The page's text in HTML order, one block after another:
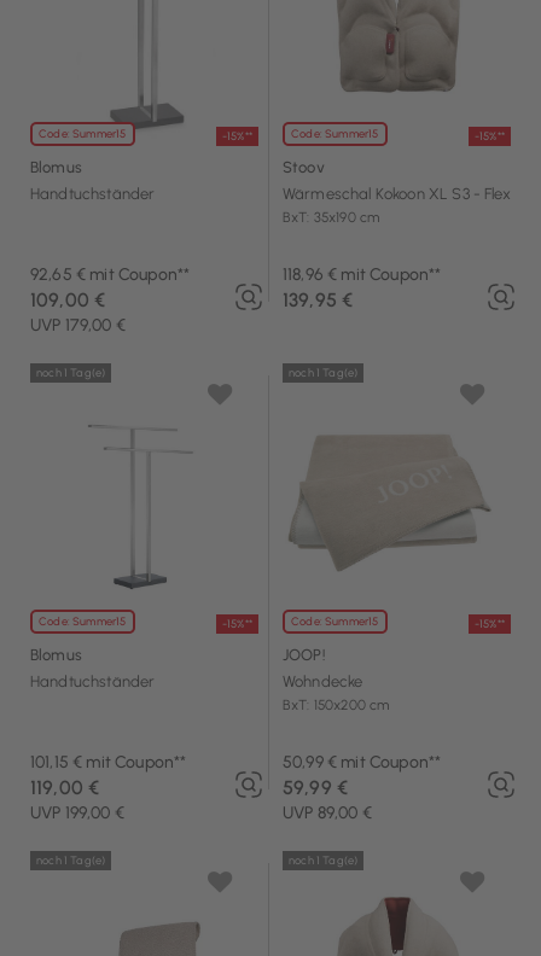
Code: Summer15 -15%**
Blomus
Handtuchständer
92,65 € mit Coupon**
UVP 179,00 €
109,00 €
Code: Summer15 -15%**
Stoov
Wärmeschal Kokoon XL S3 - Flex
BxT: 35x190 cm
118,96 € mit Coupon**
139,95 €
Code: Summer15 -15%**
noch 1 Tag(e)
Blomus
Handtuchständer
101,15 € mit Coupon**
UVP 199,00 €
119,00 €
Code: Summer15 -15%**
noch 1 Tag(e)
JOOP!
Wohndecke
BxT: 150x200 cm
50,99 € mit Coupon**
UVP 89,00 €
59,99 €
noch 1 Tag(e) noch 1 Tag(e)